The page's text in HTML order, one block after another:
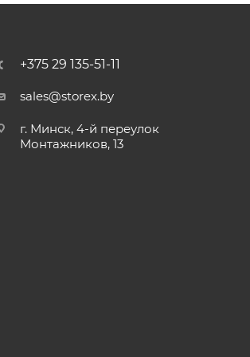
+375 29 135-51-11
sales@storex.by
г. Минск, 4-й переулок
Монтажников, 13